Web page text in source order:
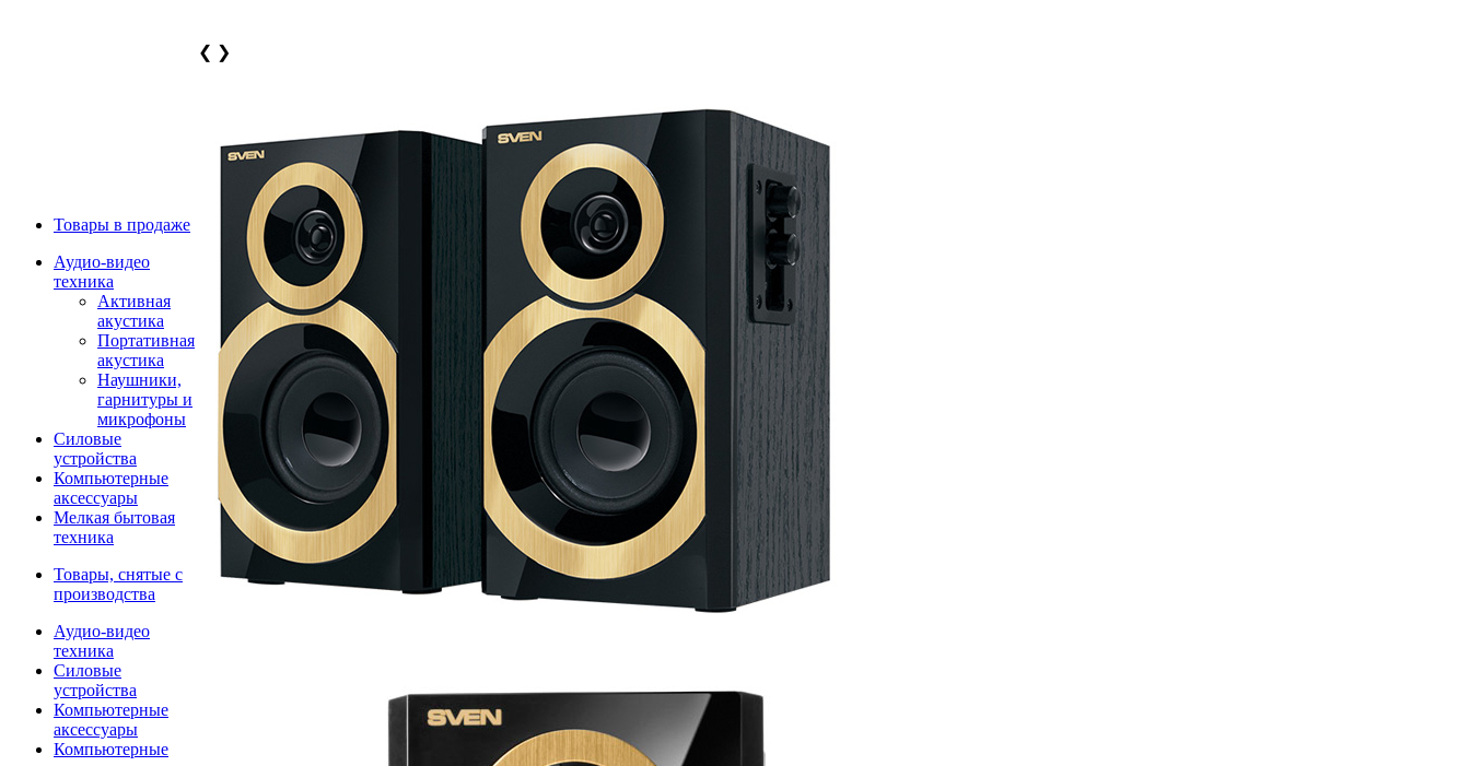
Товары в продаже
Аудио-видео
техника
Активная
акустика
Портативная
акустика
Наушники,
гарнитуры и
микрофоны
Силовые
устройства
Компьютерные
аксессуары
Мелкая бытовая
техника
Товары, снятые с
производства
Аудио-видео
техника
Силовые
устройства
Компьютерные
аксессуары
Компьютерные
❮ ❯